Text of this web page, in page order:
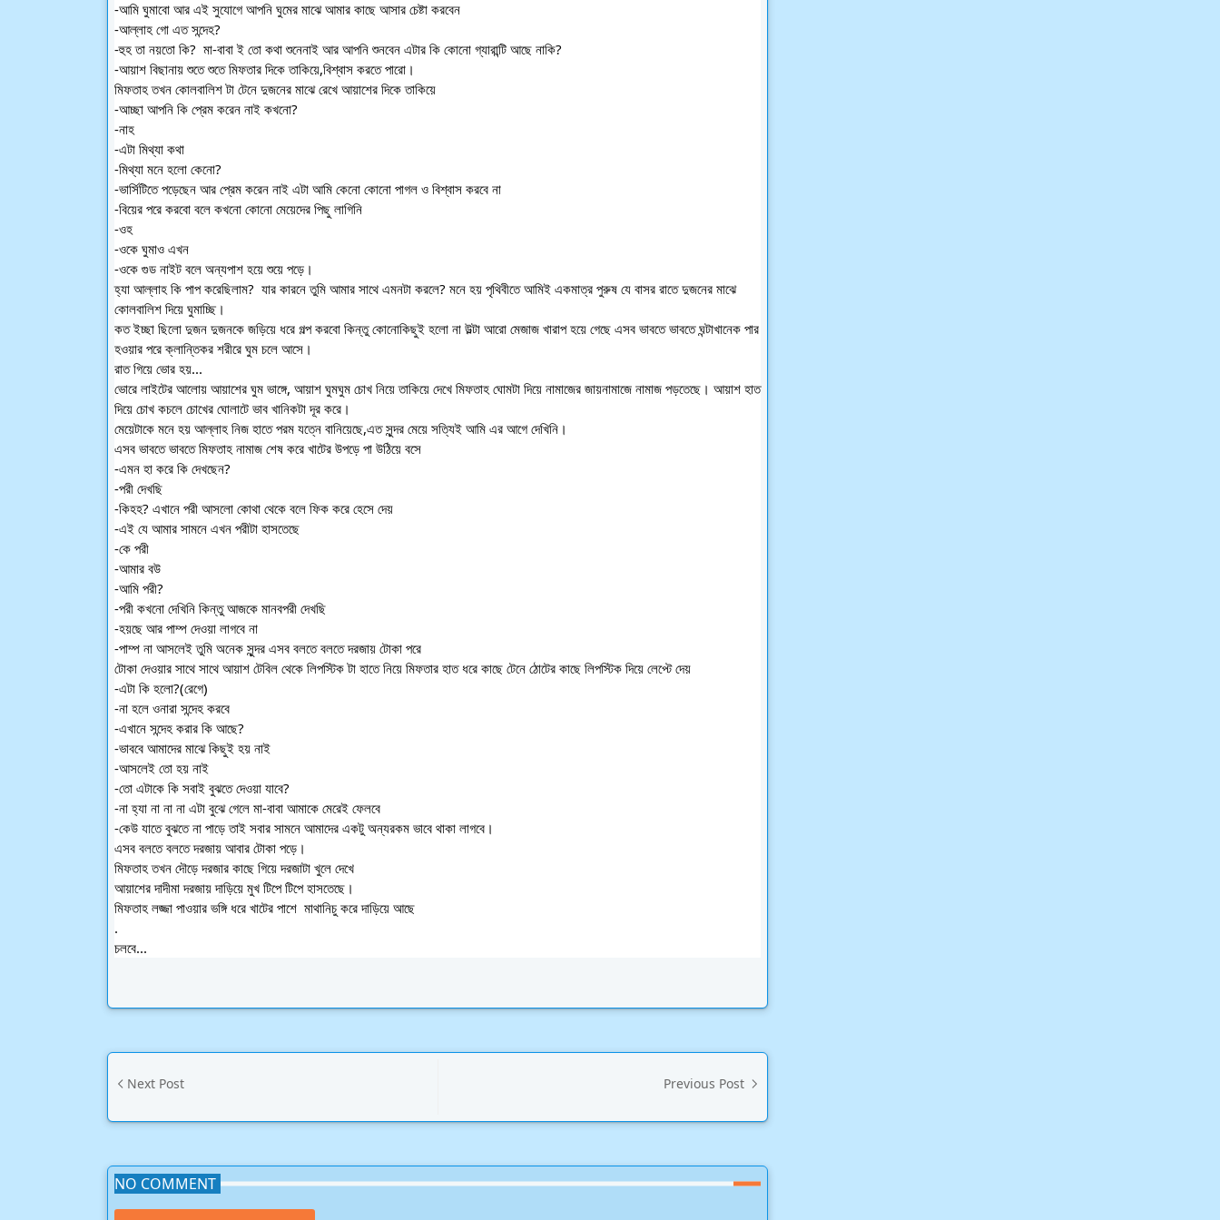
-আমি ঘুমাবো আর এই সুযোগে আপনি ঘুমের মাঝে আমার কাছে আসার চেষ্টা করবেন
-আল্লাহ গো এত সন্দেহ?
-হুহ তা নয়তো কি?  মা-বাবা ই তো কথা শুনেনাই আর আপনি শুনবেন এটার কি কোনো গ্যারান্টি আছে নাকি?
-আয়াশ বিছানায় শুতে শুতে মিফতার দিকে তাকিয়ে,বিশ্বাস করতে পারো।
মিফতাহ তখন কোলবালিশ টা টেনে দুজনের মাঝে রেখে আয়াশের দিকে তাকিয়ে
-আচ্ছা আপনি কি প্রেম করেন নাই কখনো?
-নাহ
-এটা মিথ্যা কথা
-মিথ্যা মনে হলো কেনো?
-ভার্সিটিতে পড়েছেন আর প্রেম করেন নাই এটা আমি কেনো কোনো পাগল ও বিশ্বাস করবে না
-বিয়ের পরে করবো বলে কখনো কোনো মেয়েদের পিছু লাগিনি
-ওহ
-ওকে ঘুমাও এখন
-ওকে গুড নাইট বলে অন্যপাশ হয়ে শুয়ে পড়ে।
হ্যা আল্লাহ কি পাপ করেছিলাম?  যার কারনে তুমি আমার সাথে এমনটা করলে? মনে হয় পৃথিবীতে আমিই একমাত্র পুরুষ যে বাসর রাতে দুজনের মাঝে
কোলবালিশ দিয়ে ঘুমাচ্ছি।
কত ইচ্ছা ছিলো দুজন দুজনকে জড়িয়ে ধরে গল্প করবো কিন্তু কোনোকিছুই হলো না উল্টা আরো মেজাজ খারাপ হয়ে গেছে এসব ভাবতে ভাবতে ঘন্টাখানেক পার
হওয়ার পরে ক্লান্তিকর শরীরে ঘুম চলে আসে।
রাত গিয়ে ভোর হয়...
ভোরে লাইটের আলোয় আয়াশের ঘুম ভাঙ্গে, আয়াশ ঘুমঘুম চোখ নিয়ে তাকিয়ে দেখে মিফতাহ ঘোমটা দিয়ে নামাজের জায়নামাজে নামাজ পড়তেছে। আয়াশ হাত
দিয়ে চোখ কচলে চোখের ঘোলাটে ভাব খানিকটা দূর করে।
মেয়েটাকে মনে হয় আল্লাহ নিজ হাতে পরম যত্নে বানিয়েছে,এত সুন্দর মেয়ে সত্যিই আমি এর আগে দেখিনি।
এসব ভাবতে ভাবতে মিফতাহ নামাজ শেষ করে খাটের উপড়ে পা উঠিয়ে বসে
-এমন হা করে কি দেখছেন?
-পরী দেখছি
-কিহহ? এখানে পরী আসলো কোথা থেকে বলে ফিক করে হেসে দেয়
-এই যে আমার সামনে এখন পরীটা হাসতেছে
-কে পরী
-আমার বউ
-আমি পরী?
-পরী কখনো দেখিনি কিন্তু আজকে মানবপরী দেখছি
-হয়ছে আর পাম্প দেওয়া লাগবে না
-পাম্প না আসলেই তুমি অনেক সুন্দর এসব বলতে বলতে দরজায় টোকা পরে
টোকা দেওয়ার সাথে সাথে আয়াশ টেবিল থেকে লিপস্টিক টা হাতে নিয়ে মিফতার হাত ধরে কাছে টেনে ঠোটের কাছে লিপস্টিক দিয়ে লেপ্টে দেয়
-এটা কি হলো?(রেগে)
-না হলে ওনারা সন্দেহ করবে
-এখানে সন্দেহ করার কি আছে?
-ভাববে আমাদের মাঝে কিছুই হয় নাই
-আসলেই তো হয় নাই
-তো এটাকে কি সবাই বুঝতে দেওয়া যাবে?
-না হ্যা না না না এটা বুঝে গেলে মা-বাবা আমাকে মেরেই ফেলবে
-কেউ যাতে বুঝতে না পাড়ে তাই সবার সামনে আমাদের একটু অন্যরকম ভাবে থাকা লাগবে।
এসব বলতে বলতে দরজায় আবার টোকা পড়ে।
মিফতাহ তখন দৌড়ে দরজার কাছে গিয়ে দরজাটা খুলে দেখে
আয়াশের দাদীমা দরজায় দাড়িয়ে মুখ টিপে টিপে হাসতেছে।
মিফতাহ লজ্জা পাওয়ার ভঙ্গি ধরে খাটের পাশে  মাথানিচু করে দাড়িয়ে আছে
.
চলবে...
Next Post Previous Post
NO COMMENT